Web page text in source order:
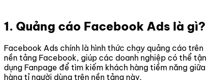
1. Quảng cáo Facebook Ads là gì?
Facebook Ads chính là hình thức chạy quảng cáo trên
nền tảng Facebook, giúp các doanh nghiệp có thể tận
dụng Fanpage để tìm kiếm khách hàng tiềm năng giữa
hàng tỉ người dùng trên nền tảng này.